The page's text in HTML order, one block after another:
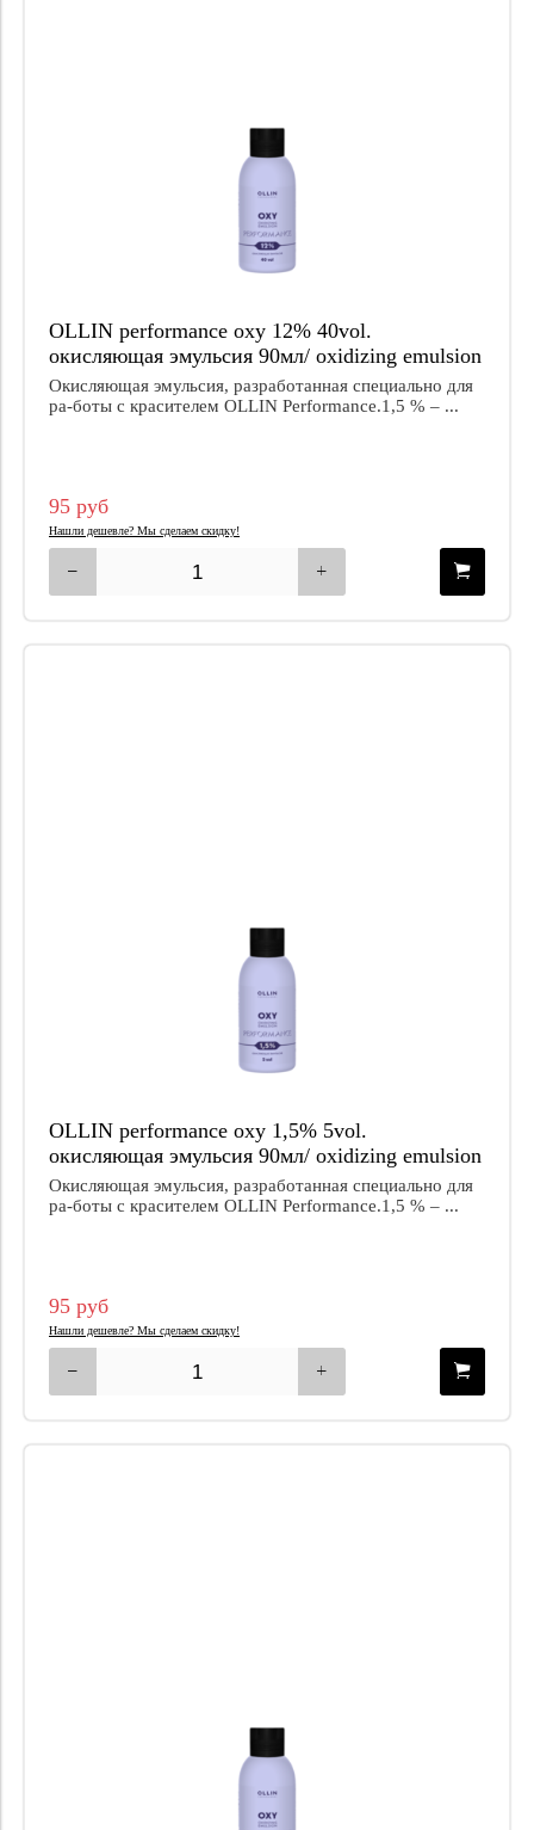
OLLIN performance oxy 12% 40vol.
окисляющая эмульсия 90мл/ oxidizing emulsion
Окисляющая эмульсия, разработанная специально для
ра-боты с красителем OLLIN Performance.1,5 % – ...
95 руб
Нашли дешевле? Мы сделаем скидку!
OLLIN performance oxy 1,5% 5vol.
окисляющая эмульсия 90мл/ oxidizing emulsion
Окисляющая эмульсия, разработанная специально для
ра-боты с красителем OLLIN Performance.1,5 % – ...
95 руб
Нашли дешевле? Мы сделаем скидку!